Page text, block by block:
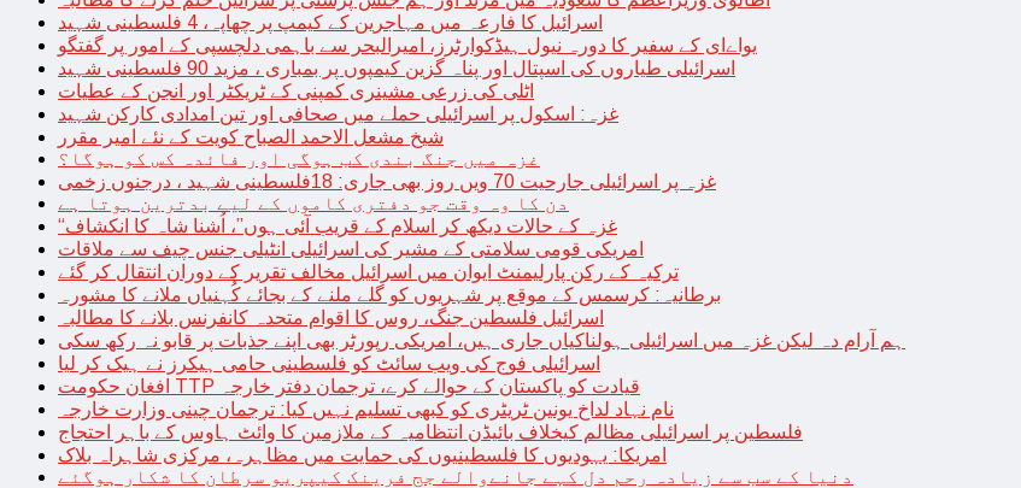
اسرائیل کا فارعہ میں مہاجرین کے کیمپ پر چھاپہ، 4 فلسطینی شہید
یواےای کے سفیر کا دورہ نیول ہیڈکوارٹرز، امیرالبحر سے باہمی دلچسپی کے امور پر گفتگو
اسرائیلی طیاروں کی اسپتال اور پناہ گزین کیمپوں پر بمباری ، مزید 90 فلسطینی شہید
اٹلی کی زرعی مشینری کمپنی کے ٹریکٹر اور انجن کے عطیات
غزہ: اسکول پر اسرائیلی حملے میں صحافی اور تین امدادی کارکن شہید
شیخ مشعل الاحمد الصباح کویت کے نئے امیر مقرر
غزہ میں جنگ بندی کب ہوگی اور فائدہ کس کو ہوگا؟
غزہ پر اسرائیلی جارحیت 70 ویں روز بھی جاری: 18فلسطینی شہید ، درجنوں زخمی
دن کا وہ وقت جو دفتری کاموں کے لیے بدترین ہوتا ہے
“غزہ کے حالات دیکھ کر اسلام کے قریب آئی ہوں”، اُشنا شاہ کا انکشاف
امریکی قومی سلامتی کے مشیر کی اسرائیلی انٹیلی جنس چیف سے ملاقات
ترکیہ کے رکن پارلیمنٹ ایوان میں اسرائیل مخالف تقریر کے دوران انتقال کر گئے
برطانیہ: کرسمس کے موقع پر شہریوں کو گلے ملنے کے بجائے کُہنیاں ملانے کا مشورہ
اسرائیل فلسطین جنگ، روس کا اقوام متحدہ کانفرنس بلانے کا مطالبہ
ہم آرام دہ لیکن غزہ میں اسرائیلی ہولناکیاں جاری ہیں، امریکی رپورٹر بھی اپنے جذبات پر قابو نہ رکھ سکی
اسرائیلی فوج کی ویب سائٹ کو فلسطینی حامی ہیکرز نے ہیک کر لیا
افغان حکومت TTP قیادت کو پاکستان کے حوالے کرے، ترجمان دفتر خارجہ
نام نہاد لداخ یونین ٹریٹری کو کبھی تسلیم نہیں کیا: ترجمان چینی وزارت خارجہ
فلسطین پر اسرائیلی مظالم کیخلاف بائیڈن انتظامیہ کے ملازمین کا وائٹ ہاوس کے باہر احتجاج
امریکا: یہودیوں کا فلسطینیوں کی حمایت میں مظاہرہ، مرکزی شاہراہ بلاک
دنیا کے سب سے زیادہ رحم دل کہے جانےوالے جج فرینک کیپریو سرطان کا شکار ہوگئے